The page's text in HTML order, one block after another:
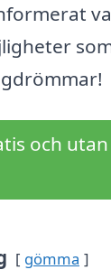
och utan
gömma